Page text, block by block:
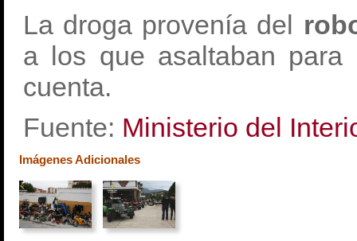
La droga provenía del
a los que asaltaban para
cuenta.
Fuente: Ministerio del
Imágenes Adicionales